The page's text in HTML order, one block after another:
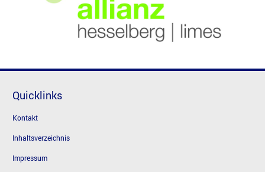
Quicklinks
Kontakt
Inhaltsverzeichnis
Impressum